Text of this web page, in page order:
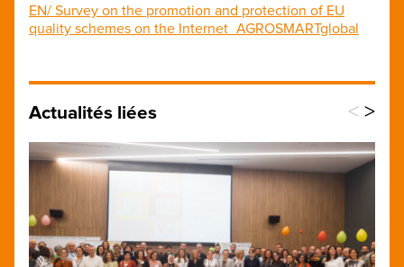
EN/ Survey on the promotion and protection of EU
quality schemes on the Internet_AGROSMARTglobal
Actualités liées < >